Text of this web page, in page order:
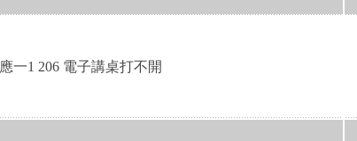
應一1 206 電子講桌打不開